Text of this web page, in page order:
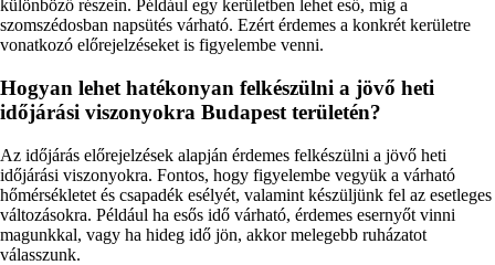
különböző részein. Például egy kerületben lehet eső, míg a
szomszédosban napsütés várható. Ezért érdemes a konkrét kerületre
vonatkozó előrejelzéseket is figyelembe venni.
Hogyan lehet hatékonyan felkészülni a jövő heti
időjárási viszonyokra Budapest területén?
Az időjárás előrejelzések alapján érdemes felkészülni a jövő heti
időjárási viszonyokra. Fontos, hogy figyelembe vegyük a várható
hőmérsékletet és csapadék esélyét, valamint készüljünk fel az esetleges
változásokra. Például ha esős idő várható, érdemes esernyőt vinni
magunkkal, vagy ha hideg idő jön, akkor melegebb ruházatot
válasszunk.